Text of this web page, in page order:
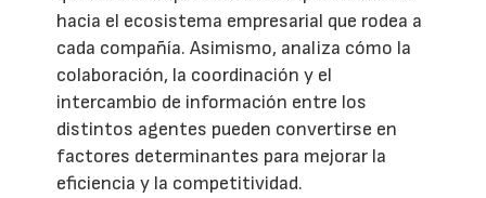
hacia el ecosistema empresarial que rodea a
cada compañía. Asimismo, analiza cómo la
colaboración, la coordinación y el
intercambio de información entre los
distintos agentes pueden convertirse en
factores determinantes para mejorar la
eficiencia y la competitividad.